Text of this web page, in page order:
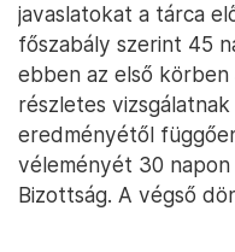
javaslatokat a tárca
főszabály szerint 45
ebben az első
részletes
eredményétől
véleményét 30
Bizottság. A végső